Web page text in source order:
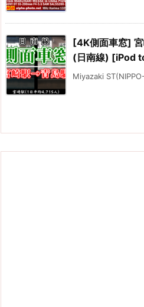
[4K側面車窓]
(日南線) [iPod
Miyazaki